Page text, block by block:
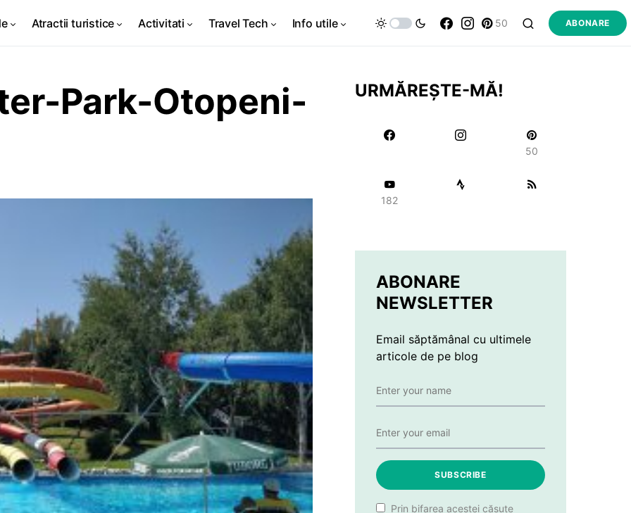
Atractii turistice Activitati Travel Tech Info utile 50 ABONARE
Park-Otopeni- URMĂREȘTE-MĂ!
50
182
ABONARE
NEWSLETTER
Email săptămânal cu ultimele
articole de pe blog
SUBSCRIBE
Prin bifarea acestei căsuțe